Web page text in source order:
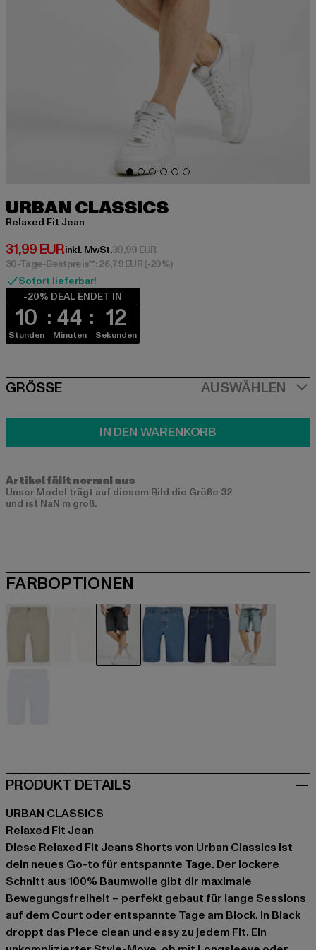
URBAN CLASSICS
Relaxed Fit Jean
31,99 EUR
Derzeitiger Preis: 31,99 EUR
inkl. MwSt.39,99 EURAktionspreis: 39,99 EUR
30-Tage-Bestpreis**: 26,79 EUR(-20%)
Sofort lieferbar!
-20% DEAL ENDET IN
10
Stunden
44
Minuten
12
Sekunden
SIZE
GRÖSSE AUSWÄHLEN
IN DEN WARENKORB
Artikel fällt normal aus
Unser Model trägt auf diesem Bild die Größe 32
und ist NaN m groß.
FARBOPTIONEN
PRODUKT DETAILS
URBAN CLASSICS
Relaxed Fit Jean
Diese Relaxed Fit Jeans Shorts von Urban Classics ist
dein neues Go-to für entspannte Tage. Der lockere
Schnitt aus 100% Baumwolle gibt dir maximale
Bewegungsfreiheit – perfekt gebaut für lange Sessions
auf dem Court oder entspannte Tage am Block. In Black
droppt das Piece clean und easy zu jedem Fit. Ein